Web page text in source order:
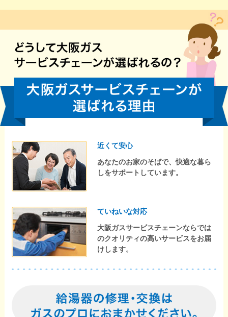
近くて安心
あなたのお家のそばで、快適な暮ら
しをサポートしています。
ていねいな対応
大阪ガスサービスチェーンならでは
のクオリティの高いサービスをお届
けします。